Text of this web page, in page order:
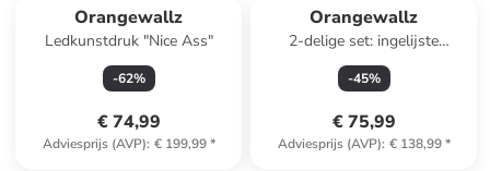
Orangewallz
Ledkunstdruk "Nice Ass"
-62%
€ 74,99
Adviesprijs (AVP): € 199,99*
Orangewallz
2-delige set: ingelijste
kunstdrukken "Colours, Dots
& Stipes"
-45%
€ 75,99
Adviesprijs (AVP): € 138,99*